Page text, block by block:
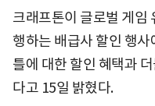
크래프톤이 글로벌 게임
행하는 배급사 할인 행사
틀에 대한 할인 혜택과
다고 15일 밝혔다.